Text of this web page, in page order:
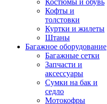
Костюмы и обувь
Кофты и
толстовки
Куртки и жилеты
Штаны
Багажное оборудование
Багажные сетки
Запчасти и
аксессуары
Сумки на бак и
седло
Мотокофры